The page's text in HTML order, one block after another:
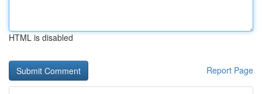
HTML is disabled
Report Page